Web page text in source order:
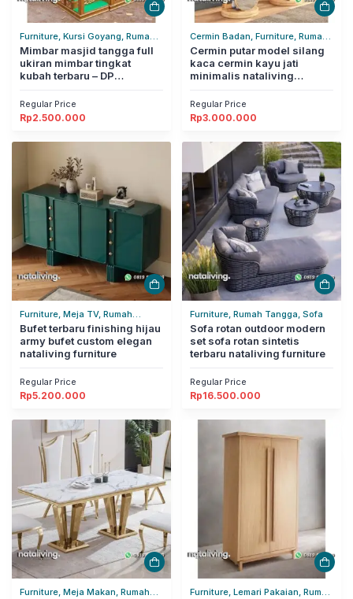
Furniture, Kursi Goyang, Rumah
Tangga
Mimbar masjid tangga full
ukiran mimbar tingkat
kubah terbaru – DP
Regular Price
Rp2.500.000
Cermin Badan, Furniture, Rumah
Tangga
Cermin putar model silang
kaca cermin kayu jati
minimalis nataliving
Regular Price
Rp3.000.000
Furniture, Meja TV, Rumah
Tangga
Bufet terbaru finishing hijau
army bufet custom elegan
nataliving furniture
Regular Price
Rp5.200.000
Furniture, Rumah Tangga, Sofa
Sofa rotan outdoor modern
set sofa rotan sintetis
terbaru nataliving furniture
Regular Price
Rp16.500.000
Furniture, Meja Makan, Rumah
Furniture, Lemari Pakaian, Rumah